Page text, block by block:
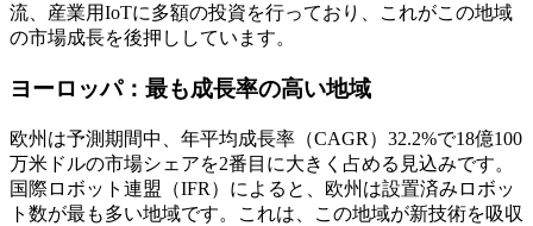
流、産業用IoTに多額の投資を行っており、これがこの地域
の市場成長を後押ししています。
ヨーロッパ：最も成長率の高い地域
欧州は予測期間中、年平均成長率（CAGR）32.2%で18億100
万米ドルの市場シェアを2番目に大きく占める見込みです。
国際ロボット連盟（IFR）によると、欧州は設置済みロボッ
ト数が最も多い地域です。これは、この地域が新技術を吸収